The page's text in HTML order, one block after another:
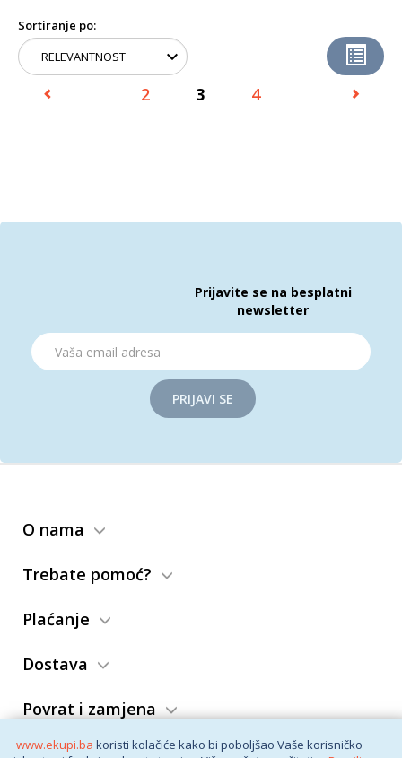
www.ekupi.ba koristi kolačiće kako bi poboljšao Vaše korisničko
Sortiranje po:
2 3 4
Prijavite se na besplatni
newsletter
PRIJAVI SE
O nama
Trebate pomoć?
Plaćanje
Dostava
Povrat i zamjena
Opći uslovi